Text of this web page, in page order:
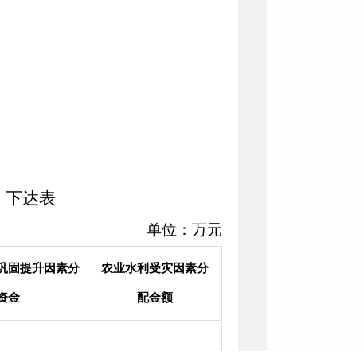
下达表
单位：万元
固提升因素分
金
农业水利受灾因素分
配金额